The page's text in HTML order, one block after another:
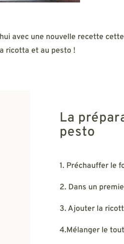
avec une nouvelle recette
ricotta et au pesto !
La
pesto
1. Préchauffer le
2. Dans un
3. Ajouter la
4.Mélanger le